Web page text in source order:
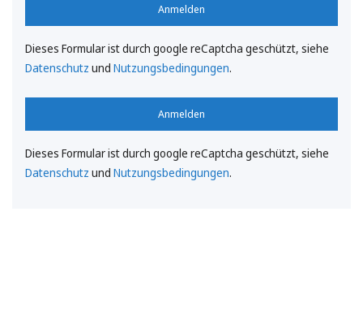
Anmelden
Dieses Formular ist durch google reCaptcha geschützt, siehe
Datenschutz und Nutzungsbedingungen.
Anmelden
Dieses Formular ist durch google reCaptcha geschützt, siehe
Datenschutz und Nutzungsbedingungen.